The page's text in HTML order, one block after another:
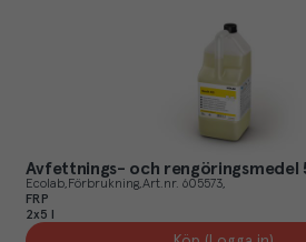
Avfettnings- och rengöringsmedel
Ecolab Förbrukning Art.nr. 605573
FRP
2x5 l